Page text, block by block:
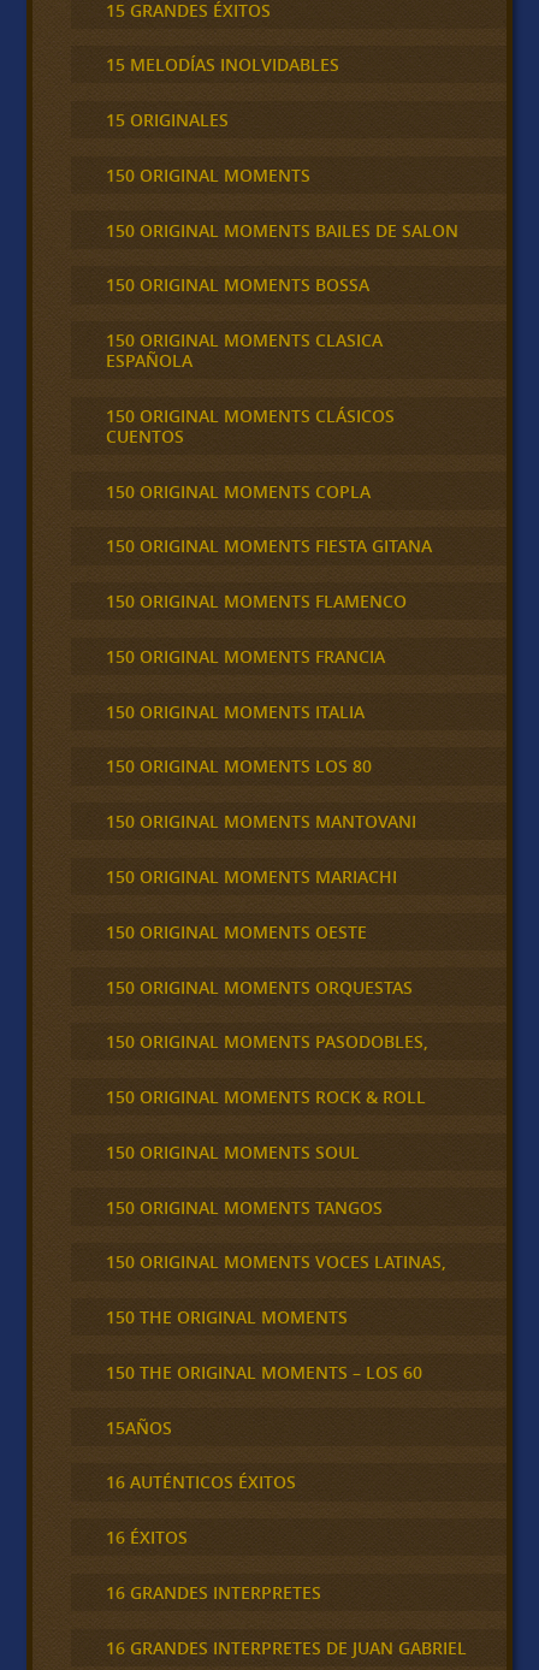
15 GRANDES ÉXITOS
15 MELODÍAS INOLVIDABLES
15 ORIGINALES
150 ORIGINAL MOMENTS
150 ORIGINAL MOMENTS BAILES DE SALON
150 ORIGINAL MOMENTS BOSSA
150 ORIGINAL MOMENTS CLASICA
ESPAÑOLA
150 ORIGINAL MOMENTS CLÁSICOS
CUENTOS
150 ORIGINAL MOMENTS COPLA
150 ORIGINAL MOMENTS FIESTA GITANA
150 ORIGINAL MOMENTS FLAMENCO
150 ORIGINAL MOMENTS FRANCIA
150 ORIGINAL MOMENTS ITALIA
150 ORIGINAL MOMENTS LOS 80
150 ORIGINAL MOMENTS MANTOVANI
150 ORIGINAL MOMENTS MARIACHI
150 ORIGINAL MOMENTS OESTE
150 ORIGINAL MOMENTS ORQUESTAS
150 ORIGINAL MOMENTS PASODOBLES,
150 ORIGINAL MOMENTS ROCK & ROLL
150 ORIGINAL MOMENTS SOUL
150 ORIGINAL MOMENTS TANGOS
150 ORIGINAL MOMENTS VOCES LATINAS,
150 THE ORIGINAL MOMENTS
150 THE ORIGINAL MOMENTS – LOS 60
15AÑOS
16 AUTÉNTICOS ÉXITOS
16 ÉXITOS
16 GRANDES INTERPRETES
16 GRANDES INTERPRETES DE JUAN GABRIEL